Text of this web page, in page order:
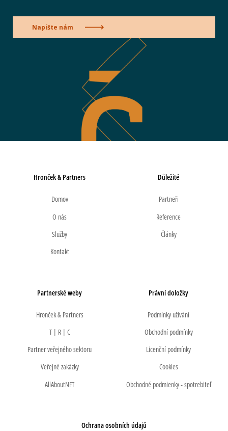
Napište nám
Hronček & Partners
Domov
O nás
Služby
Kontakt
Důležité
Partneři
Reference
Články
Partnerské weby
Hronček & Partners
T | R | C
Partner veřejného sektoru
Veřejné zakázky
AllAboutNFT
Právní doložky
Podmínky užívání
Obchodní podmínky
Licenční podmínky
Cookies
Obchodné podmienky - spotrebiteľ
Ochrana osobních údajů